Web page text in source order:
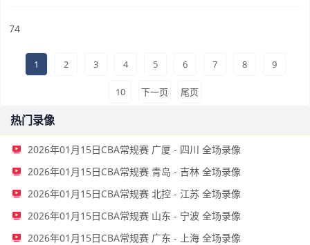
74
1 2 3 4 5 6 7 8 9
10 下一页 尾页
热门录像
2026年01月15日CBA常规赛 广厦 - 四川 全场录像
2026年01月15日CBA常规赛 青岛 - 吉林 全场录像
2026年01月15日CBA常规赛 北控 - 江苏 全场录像
2026年01月15日CBA常规赛 山东 - 宁波 全场录像
2026年01月15日CBA常规赛 广东 - 上海 全场录像